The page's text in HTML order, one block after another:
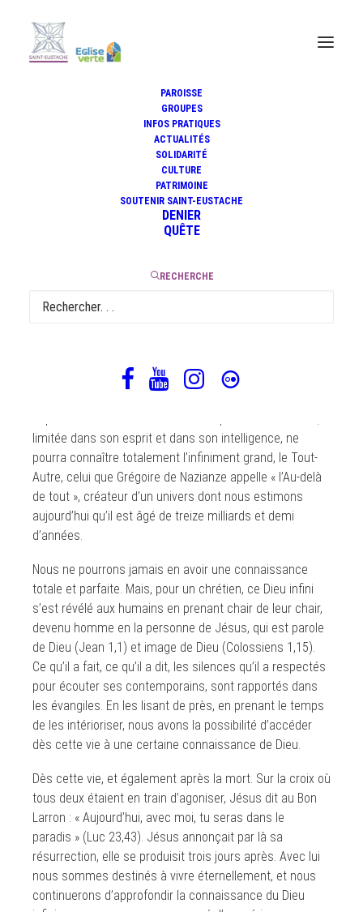
PAROISSE
GROUPES
INFOS PRATIQUES
ACTUALITÉS
SOLIDARITÉ
CULTURE
PATRIMOINE
SOUTENIR SAINT-EUSTACHE
DENIER
QUÊTE
RECHERCHE
Connaître Dieu à
travers Jésus
10 avril 2024
spirituels catholiques, c’est la principale fin de la vie
limitée dans son esprit et dans son intelligence, ne
pourra connaître totalement l’infiniment grand, le Tout-
Autre, celui que Grégoire de Nazianze appelle « l’Au-delà
de tout », créateur d’un univers dont nous estimons
aujourd’hui qu’il est âgé de treize milliards et demi
d’années.
Nous ne pourrons jamais en avoir une connaissance
totale et parfaite. Mais, pour un chrétien, ce Dieu infini
s’est révélé aux humains en prenant chair de leur chair,
devenu homme en la personne de Jésus, qui est parole
de Dieu (Jean 1,1) et image de Dieu (Colossiens 1,15).
Ce qu’il a fait, ce qu’il a dit, les silences qu’il a respectés
pour écouter ses contemporains, sont rapportés dans
les évangiles. En les lisant de près, en prenant le temps
de les intérioriser, nous avons la possibilité d’accéder
dès cette vie à une certaine connaissance de Dieu.
Dès cette vie, et également après la mort. Sur la croix où
tous deux étaient en train d’agoniser, Jésus dit au Bon
Larron : « Aujourd’hui, avec moi, tu seras dans le
paradis » (Luc 23,43). Jésus annonçait par là sa
résurrection, elle se produisit trois jours après. Avec lui
nous sommes destinés à vivre éternellement, et nous
continuerons d’approfondir la connaissance du Dieu